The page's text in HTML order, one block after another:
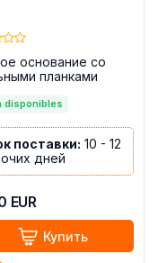
основание со
планками
disponibles
поставки: 10 - 12
дней
EUR
Купить